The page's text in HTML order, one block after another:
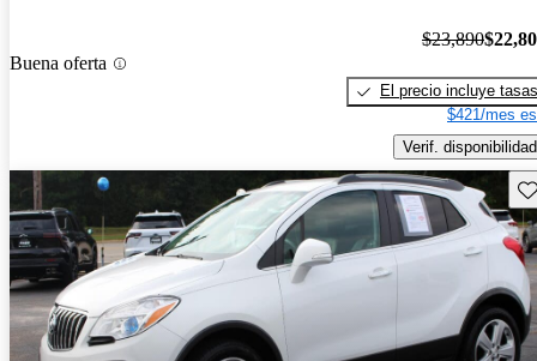
Buena oferta
$23,890
El precio incluye tasas
$421/mes
Verif. disponibilidad